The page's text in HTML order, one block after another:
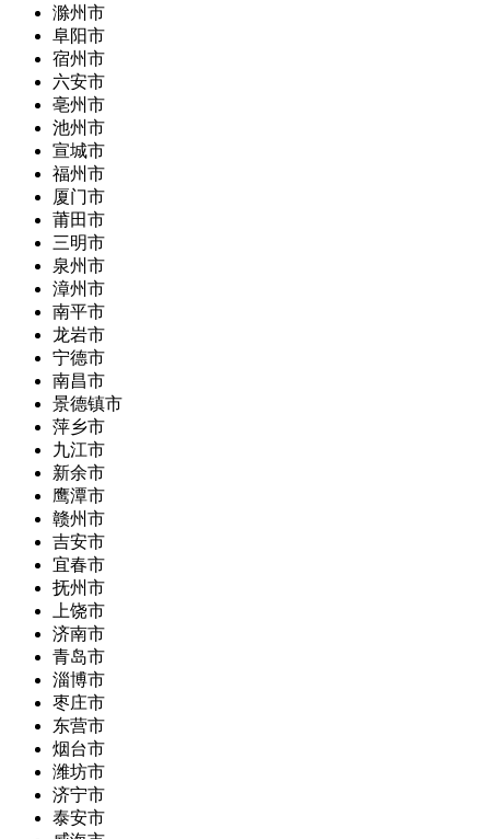
滁州市
阜阳市
宿州市
六安市
亳州市
池州市
宣城市
福州市
厦门市
莆田市
三明市
泉州市
漳州市
南平市
龙岩市
宁德市
南昌市
景德镇市
萍乡市
九江市
新余市
鹰潭市
赣州市
吉安市
宜春市
抚州市
上饶市
济南市
青岛市
淄博市
枣庄市
东营市
烟台市
潍坊市
济宁市
泰安市